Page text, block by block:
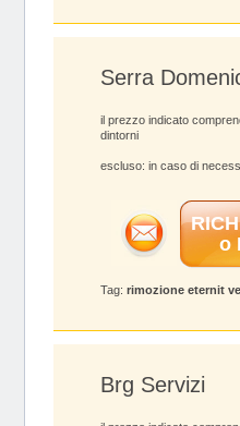
Serra
il prezzo indicato
dintorni
escluso: in caso di
o
Tag: rimozione eternit
Brg Servizi